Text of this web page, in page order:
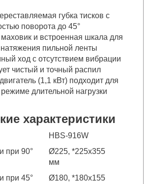
губка тисков с
поворота до 45°
и встроенная шкала для
натяжения пильной ленты
ход с отсутствием вибрации
чистый и точный распил
(1,1 кВт) подходит для
длительной нагрузки
характеристики
HBS-916W
при 90°
Ø225, *225x355
мм
при 45°
Ø180, *180х155